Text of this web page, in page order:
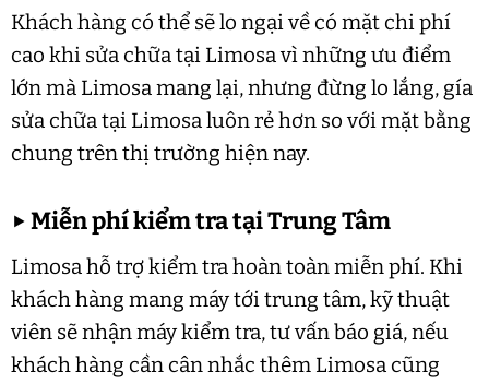
Khách hàng có thể sẽ lo ngại về có mặt chi phí
cao khi sửa chữa tại Limosa vì những ưu điểm
lớn mà Limosa mang lại, nhưng đừng lo lắng, gía
sửa chữa tại Limosa luôn rẻ hơn so với mặt bằng
chung trên thị trường hiện nay.
▶Miễn phí kiểm tra tại Trung Tâm
Limosa hỗ trợ kiểm tra hoàn toàn miễn phí. Khi
khách hàng mang máy tới trung tâm, kỹ thuật
viên sẽ nhận máy kiểm tra, tư vấn báo giá, nếu
khách hàng cần cân nhắc thêm Limosa cũng